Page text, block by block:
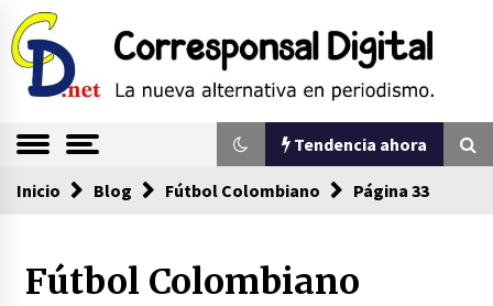
Saltar
al
contenido
Corresponsal
Digital
La nueva alternativa en periodismo
Tendencia ahora
Tendencia ahora
Sin ser abogado del diablo
Inicio Blog Fútbol Colombiano Página 33
Fútbol Colombiano